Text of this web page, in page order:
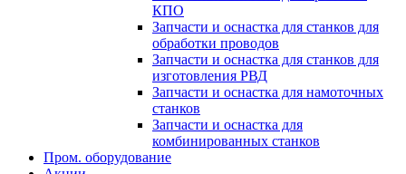
КПО
Запчасти и оснастка для станков для
обработки проводов
Запчасти и оснастка для станков для
изготовления РВД
Запчасти и оснастка для намоточных
станков
Запчасти и оснастка для
комбинированных станков
Пром. оборудование